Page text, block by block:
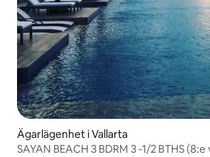
Ägarlägenhet i Vallarta
SAYAN BEACH 3 BDRM 3 -1/2 BTHS